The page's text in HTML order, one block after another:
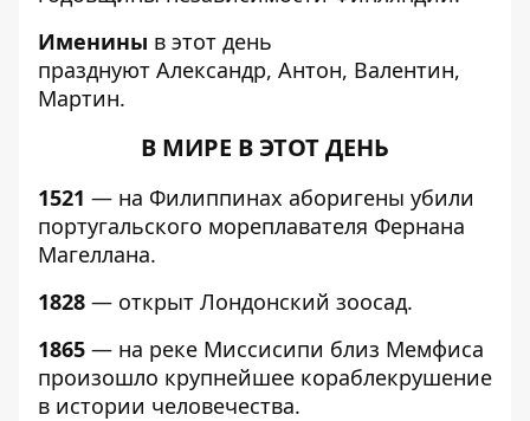
Именины в этот день
празднуют Александр, Антон, Валентин,
Мартин.
В МИРЕ В ЭТОТ ДЕНЬ
1521 — на Филиппинах аборигены убили
португальского мореплавателя Фернана
Магеллана.
1828 — открыт Лондонский зоосад.
1865 — на реке Миссисипи близ Мемфиса
произошло крупнейшее кораблекрушение
в истории человечества.